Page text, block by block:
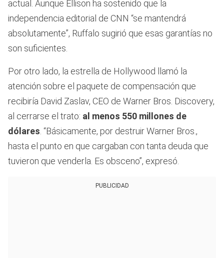
actual. Aunque Ellison ha sostenido que la
independencia editorial de CNN “se mantendrá
absolutamente”, Ruffalo sugirió que esas garantías no
son suficientes.
Por otro lado, la estrella de Hollywood llamó la
atención sobre el paquete de compensación que
recibiría David Zaslav, CEO de Warner Bros. Discovery,
al cerrarse el trato: al menos 550 millones de
dólares. “Básicamente, por destruir Warner Bros.,
hasta el punto en que cargaban con tanta deuda que
tuvieron que venderla. Es obsceno”, expresó.
PUBLICIDAD